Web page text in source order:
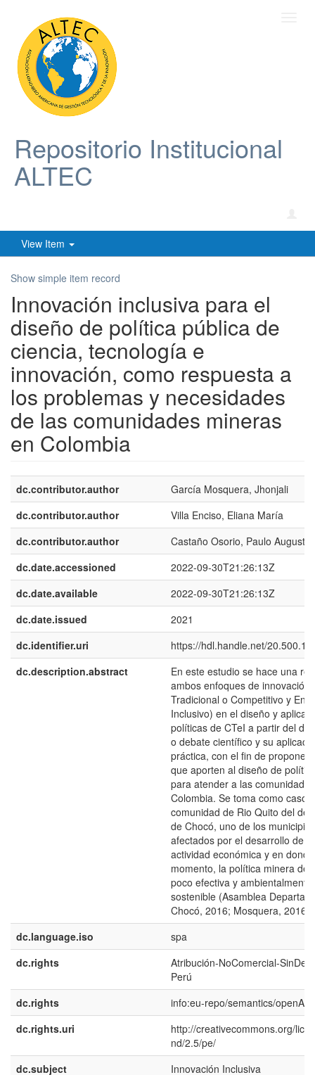
Repositorio Institucional
ALTEC
View Item
Show simple item record
Innovación inclusiva para el
diseño de política pública de
ciencia, tecnología e
innovación, como respuesta a
los problemas y necesidades
de las comunidades mineras
en Colombia
dc.contributor.author
García Mosquera, Jhonjali
dc.contributor.author
Villa Enciso, Eliana María
dc.contributor.author
Castaño Osorio, Paulo Augusto
dc.date.accessioned
2022-09-30T21:26:13Z
dc.date.available
2022-09-30T21:26:13Z
dc.date.issued
2021
dc.identifier.uri
https://hdl.handle.net/
dc.description.abstract
En este estudio se hace una
ambos enfoques de innovación
Tradicional o Competitivo y
Inclusivo) en el diseño y
políticas de CTeI a partir del
o debate científico y su
práctica, con el fin de proponer
que aporten al diseño de
para atender a las
Colombia. Se toma como caso
comunidad de Rio Quito del
de Chocó, uno de los
afectados por el desarrollo de
actividad económica y en
momento, la política minera de
poco efectiva y ambientalmente
sostenible (Asamblea
Chocó, 2016; Mosquera, 2016).
dc.language.iso
spa
dc.rights
Atribución-NoComercial-
Perú
dc.rights
info:eu-repo/semantics/
dc.rights.uri
http://creativecommons.org/
nd/2.5/pe/
dc.subject
Innovación Inclusiva